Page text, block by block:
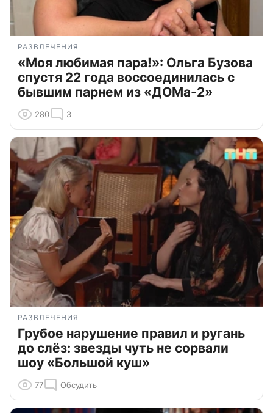
РАЗВЛЕЧЕНИЯ
«Моя любимая пара!»: Ольга Бузова
спустя 22 года воссоединилась с
бывшим парнем из «ДОМа-2»
280 3
РАЗВЛЕЧЕНИЯ
Грубое нарушение правил и ругань
до слёз: звезды чуть не сорвали
шоу «Большой куш»
77 Обсудить